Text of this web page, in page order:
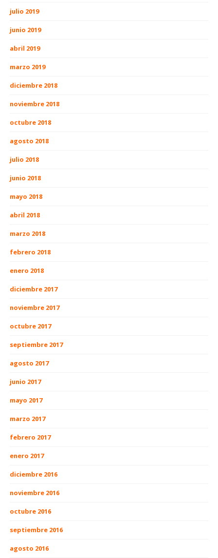
julio 2019
junio 2019
abril 2019
marzo 2019
diciembre 2018
noviembre 2018
octubre 2018
agosto 2018
julio 2018
junio 2018
mayo 2018
abril 2018
marzo 2018
febrero 2018
enero 2018
diciembre 2017
noviembre 2017
octubre 2017
septiembre 2017
agosto 2017
junio 2017
mayo 2017
marzo 2017
febrero 2017
enero 2017
diciembre 2016
noviembre 2016
octubre 2016
septiembre 2016
agosto 2016